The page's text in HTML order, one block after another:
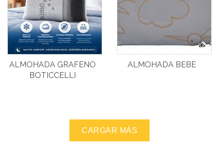
ALMOHADA GRAFENO
BOTICCELLI
ALMOHADA BEBE
CARGAR MÁS